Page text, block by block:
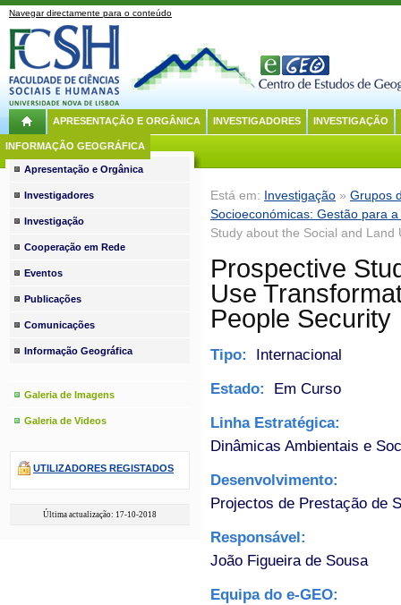
Navegar directamente para o conteúdo
APRESENTAÇÃO E ORGÂNICA INVESTIGADORES INVESTIGAÇÃO
INFORMAÇÃO GEOGRÁFICA
Está em: Investigação » Grupos
Socioeconómicas: Gestão para
Study about the Social and
Prospective
Use
People Security
Tipo:
Internacional
Estado:
Em Curso
Linha Estratégica:
Dinâmicas Ambientais e
Desenvolvimento:
Projectos de Prestação de
Responsável:
João Figueira de Sousa
Equipa do e-GEO:
Apresentação e Orgânica
Investigadores
Investigação
Cooperação em Rede
Eventos
Publicações
Comunicações
Informação Geográfica
Galeria de Imagens
Galeria de Videos
UTILIZADORES REGISTADOS
Última actualização: 17-10-2018